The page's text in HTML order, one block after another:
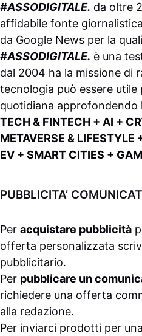
#ASSODIGITALE. da oltre
affidabile fonte
da Google News per la
#ASSODIGITALE. è una
dal 2004 ha la missione di
tecnologia può essere utile
quotidiana approfondendo
TECH & FINTECH + AI +
METAVERSE & LIFESTYLE
EV + SMART CITIES +
PUBBLICITA’
Per acquistare pubblicità
offerta personalizzata
pubblicitario.
Per pubblicare un
richiedere una offerta
alla redazione.
Per inviarci prodotti per una